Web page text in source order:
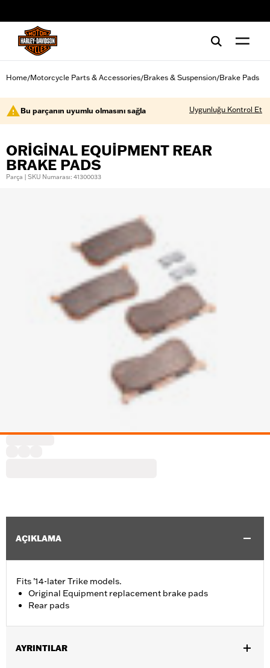
Home/Motorcycle Parts & Accessories/Brakes & Suspension/Brake Pads
Bu parçanın uyumlu olmasını sağla Uygunluğu Kontrol Et
ORIGINAL EQUIPMENT REAR
BRAKE PADS
Parça | SKU Numarası: 41300033
AÇIKLAMA
Fits ’14-later Trike models.
Original Equipment replacement brake pads
Rear pads
AYRINTILAR